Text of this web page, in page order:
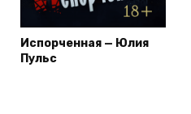
Испорченная — Юлия
Пульс